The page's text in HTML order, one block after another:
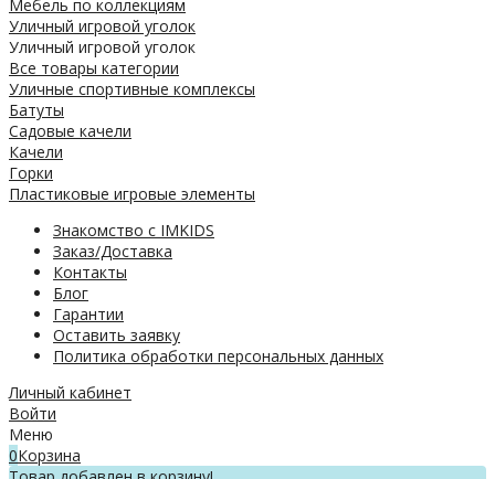
Мебель по коллекциям
Уличный игровой уголок
Уличный игровой уголок
Все товары категории
Уличные спортивные комплексы
Батуты
Садовые качели
Качели
Горки
Пластиковые игровые элементы
Знакомство с IMKIDS
Заказ/Доставка
Контакты
Блог
Гарантии
Оставить заявку
Политика обработки персональных данных
Личный кабинет
Войти
Меню
0Корзина